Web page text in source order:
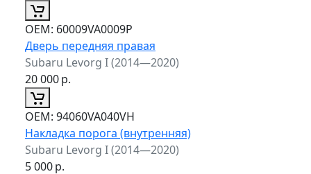
ОЕМ: 60009VA0009P
Дверь передняя правая
Subaru Levorg I (2014—2020)
20 000р.
ОЕМ: 94060VA040VH
Накладка порога (внутренняя)
Subaru Levorg I (2014—2020)
5 000р.